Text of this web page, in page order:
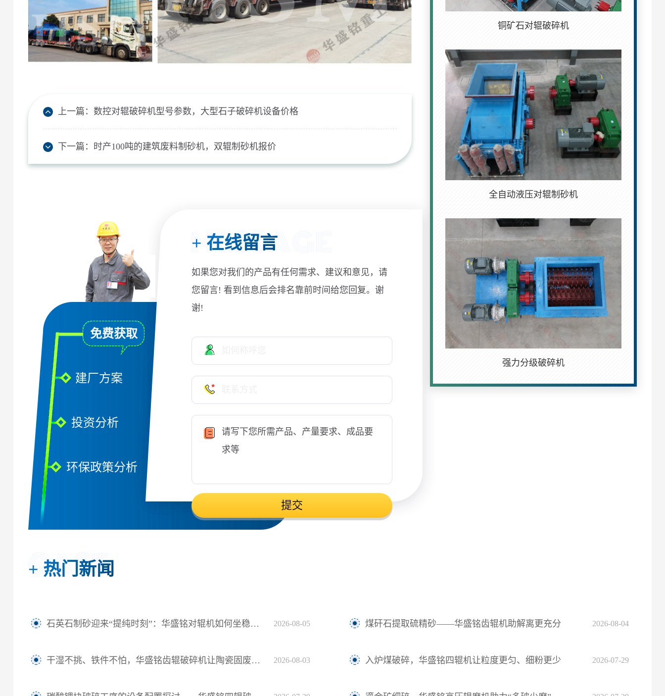
上一篇： 数控对辊破碎机型号参数，大型石子破碎机设备价格
下一篇： 时产100吨的建筑废料制砂机，双辊制砂机报价
免费获取
建厂方案
投资分析
环保政策分析
+ 在线留言
如果您对我们的产品有任何需求、建议和意见，请
您留言! 看到信息后会排名靠前时间给您回复。谢
谢!
提交
铜矿石对辊破碎机
全自动液压对辊制砂机
强力分级破碎机
+ 热门新闻
2026-08-05
石英石制砂迎来“提纯时刻”：华盛铭对辊机如何坐稳高纯砂生产C位？ 2026-08-04
煤矸石提取硫精砂——华盛铭齿辊机助解离更充分
2026-08-03
干湿不挑、铁件不怕，华盛铭齿辊破碎机让陶瓷固废回收更省心 2026-07-29
入炉煤破碎，华盛铭四辊机让粒度更匀、细粉更少